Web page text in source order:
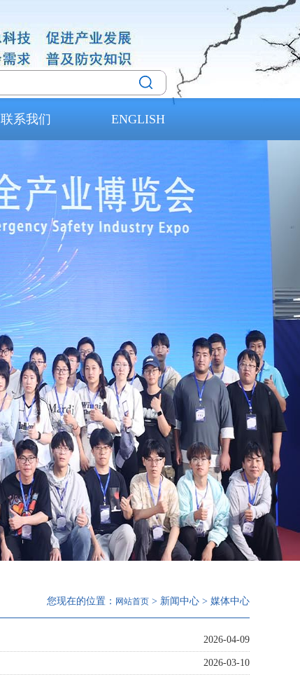
联系我们 ENGLISH
您现在的位置： 网站首页 > 新闻中心 > 媒体中心
2026-04-09
2026-03-10